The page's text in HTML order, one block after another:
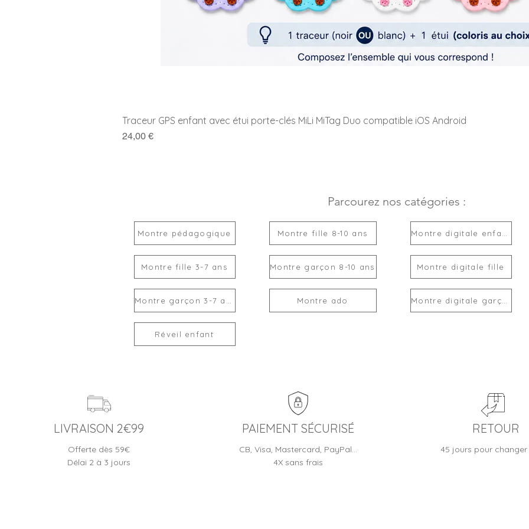
Traceur GPS enfant avec étui porte-clés MiLi MiTag Duo compatible iOS Android
Prix
24,00 €
Parcourez nos catégories :
Montre pédagogique
Montre fille 3-7 ans
Montre fille 8-10 ans
Montre garçon 8-10 ans
Montre ado
Montre digitale fille
Réveil enfant
LIVRAISON 2€99
Offerte dès 59€
Délai 2 à 3 jours
PAIEMENT SÉCURISÉ
CB, Visa, Mastercard, PayPal…
4X sans frais
RETOUR
45 jours pour changer